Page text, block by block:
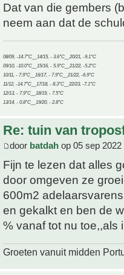
Dat van die gembers
neem aan dat de
08/09, -14.7°C__14/15, - 3.6°C__20/21, -9.1°C
09/10, -10.0°C__15/16, - 5.9°C__21/22, -5.2°C
10/11, - 7.9°C__16/17, - 7.9°C__21/22, -6.9°C
11/12, -14.7°C__17/18, - 8.3°C__22/23, -7.1°C
12/13, - 7.9°C__18/19, - 7.5°C
13/14, - 0.8°C__19/20, - 2.8°C
Re: tuin van
door batdah op 05 sep 2022
Fijn te lezen dat alles
door omgeven ze
600m2
en gekalkt en ben de
% vanaf tot nu toe,,als
Groeten vanuit midden